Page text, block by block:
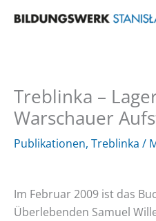
Inhalt
Treblinka –
Warschauer
Publikationen, Treblinka /
Im Februar 2009 ist das
Überlebenden Samuel